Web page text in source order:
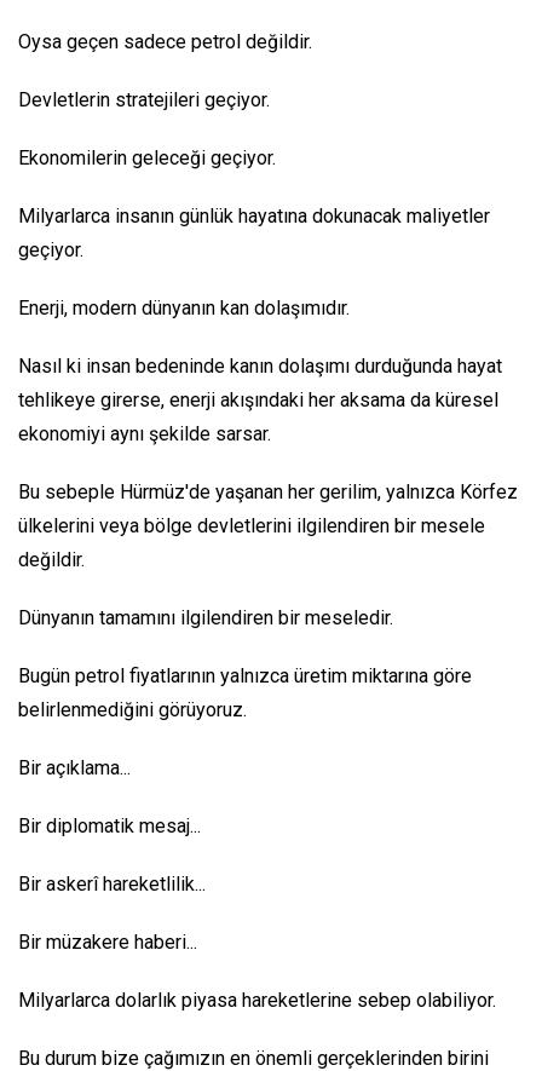
Oysa geçen sadece petrol değildir.
Devletlerin stratejileri geçiyor.
Ekonomilerin geleceği geçiyor.
Milyarlarca insanın günlük hayatına dokunacak maliyetler
geçiyor.
Enerji, modern dünyanın kan dolaşımıdır.
Nasıl ki insan bedeninde kanın dolaşımı durduğunda hayat
tehlikeye girerse, enerji akışındaki her aksama da küresel
ekonomiyi aynı şekilde sarsar.
Bu sebeple Hürmüz'de yaşanan her gerilim, yalnızca Körfez
ülkelerini veya bölge devletlerini ilgilendiren bir mesele
değildir.
Dünyanın tamamını ilgilendiren bir meseledir.
Bugün petrol fiyatlarının yalnızca üretim miktarına göre
belirlenmediğini görüyoruz.
Bir açıklama...
Bir diplomatik mesaj...
Bir askerî hareketlilik...
Bir müzakere haberi...
Milyarlarca dolarlık piyasa hareketlerine sebep olabiliyor.
Bu durum bize çağımızın en önemli gerçeklerinden birini